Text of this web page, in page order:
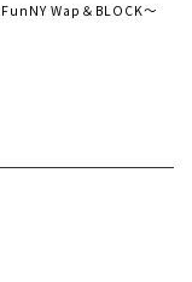
Wap＆BLOCK～